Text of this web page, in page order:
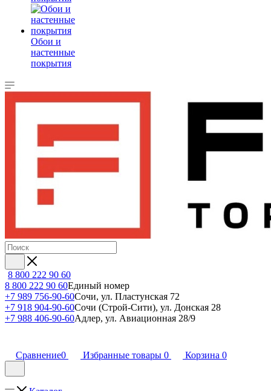
Обои и
настенные
покрытия
8 800 222 90 60
8 800 222 90 60Единый номер
+7 989 756-90-60Сочи, ул. Пластунская 72
+7 918 904-90-60Сочи (Строй-Сити), ул. Донская 28
+7 988 406-90-60Адлер, ул. Авиационная 28/9
Сравнение0 Избранные товары 0 Корзина 0